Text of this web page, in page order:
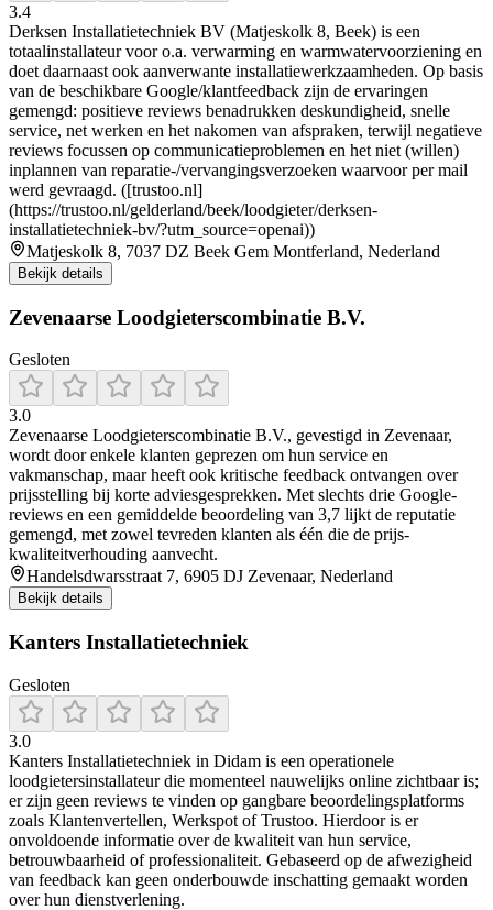
3.4
Derksen Installatietechniek BV (Matjeskolk 8, Beek) is een
totaalinstallateur voor o.a. verwarming en warmwatervoorziening en
doet daarnaast ook aanverwante installatiewerkzaamheden. Op basis
van de beschikbare Google/klantfeedback zijn de ervaringen
gemengd: positieve reviews benadrukken deskundigheid, snelle
service, net werken en het nakomen van afspraken, terwijl negatieve
reviews focussen op communicatieproblemen en het niet (willen)
inplannen van reparatie-/vervangingsverzoeken waarvoor per mail
werd gevraagd. ([trustoo.nl]
(https://trustoo.nl/gelderland/beek/loodgieter/derksen-
installatietechniek-bv/?utm_source=openai))
Matjeskolk 8, 7037 DZ Beek Gem Montferland, Nederland
Bekijk details
Zevenaarse Loodgieterscombinatie B.V.
Gesloten
3.0
Zevenaarse Loodgieterscombinatie B.V., gevestigd in Zevenaar,
wordt door enkele klanten geprezen om hun service en
vakmanschap, maar heeft ook kritische feedback ontvangen over
prijsstelling bij korte adviesgesprekken. Met slechts drie Google-
reviews en een gemiddelde beoordeling van 3,7 lijkt de reputatie
gemengd, met zowel tevreden klanten als één die de prijs-
kwaliteitverhouding aanvecht.
Handelsdwarsstraat 7, 6905 DJ Zevenaar, Nederland
Bekijk details
Kanters Installatietechniek
Gesloten
3.0
Kanters Installatietechniek in Didam is een operationele
loodgietersinstallateur die momenteel nauwelijks online zichtbaar is;
er zijn geen reviews te vinden op gangbare beoordelingsplatforms
zoals Klantenvertellen, Werkspot of Trustoo. Hierdoor is er
onvoldoende informatie over de kwaliteit van hun service,
betrouwbaarheid of professionaliteit. Gebaseerd op de afwezigheid
van feedback kan geen onderbouwde inschatting gemaakt worden
over hun dienstverlening.